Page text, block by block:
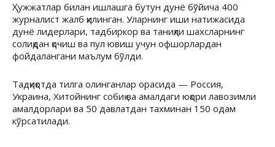
Ҳужжатлар билан ишлашга бутун дунё бўйича 400
журналист жалб қилинган. Уларнинг иши натижасида
дунё лидерлари, тадбиркор ва таниқли шахсларнинг
солиқдан қочиш ва пул ювиш учун офшорлардан
фойдалангани маълум бўлди.
Тадқиқотда тилга олинганлар орасида — Россия,
Украина, Хитойнинг собиқ ва амалдаги юқори лавозимли
амалдорлари ва 50 давлатдан тахминан 150 одам
кўрсатилади.